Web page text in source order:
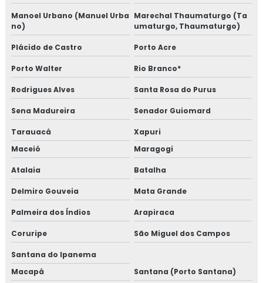
Manoel Urbano (Manuel Urba
no)
Marechal Thaumaturgo (Ta
umaturgo, Thaumaturgo)
Plácido de Castro Porto Acre
Porto Walter Rio Branco*
Rodrigues Alves Santa Rosa do Purus
Sena Madureira Senador Guiomard
Tarauacá
Xapuri
Maceió
Maragogi
Atalaia Batalha
Delmiro Gouveia Mata Grande
Palmeira dos Índios Arapiraca
Coruripe São Miguel dos Campos
Santana do Ipanema
Macapá
Santana (Porto Santana)